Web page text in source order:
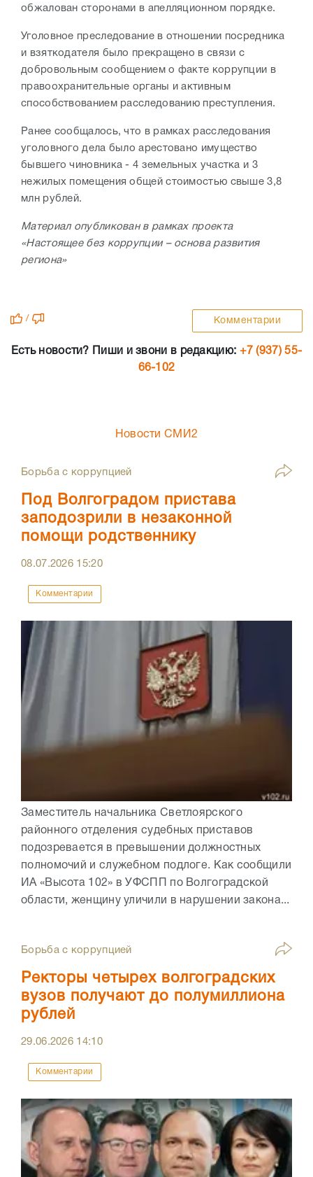
обжалован сторонами в апелляционном порядке.
Уголовное преследование в отношении посредника
и взяткодателя было прекращено в связи с
добровольным сообщением о факте коррупции в
правоохранительные органы и активным
способствованием расследованию преступления.
Ранее сообщалось, что в рамках расследования
уголовного дела было арестовано имущество
бывшего чиновника - 4 земельных участка и 3
нежилых помещения общей стоимостью свыше 3,8
млн рублей.
Материал опубликован в рамках проекта
«Настоящее без коррупции – основа развития
региона»
/ Комментарии
Есть новости? Пиши и звони в редакцию: +7 (937) 55-
66-102
Новости СМИ2
Борьба с коррупцией
Под Волгоградом пристава
заподозрили в незаконной
помощи родственнику
08.07.2026 15:20
Комментарии
Заместитель начальника Светлоярского
районного отделения судебных приставов
подозревается в превышении должностных
полномочий и служебном подлоге. Как сообщили
ИА «Высота 102» в УФСПП по Волгоградской
области, женщину уличили в нарушении закона...
Борьба с коррупцией
Ректоры четырех волгоградских
вузов получают до полумиллиона
рублей
29.06.2026 14:10
Комментарии